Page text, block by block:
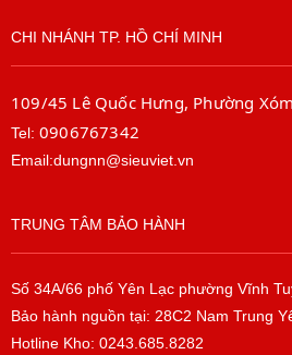
CHI NHÁNH TP. HỒ CHÍ MINH
109/45 Lê Quốc Hưng, Phường
Tel: 0906767342
Email:dungnn@sieuviet.vn
TRUNG TÂM BẢO HÀNH
Số 34A/66 phố Yên Lạc phường Vĩnh
Bảo hành nguồn tại: 28C2 Nam Trung
Hotline Kho: 0243.685.8282